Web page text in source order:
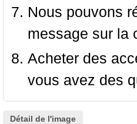
Nous pouvons
message sur la
Acheter des
vous avez des
Détail de l'image